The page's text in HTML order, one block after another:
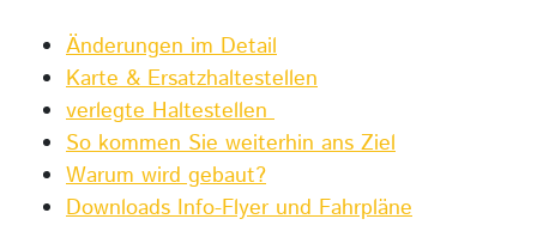
Änderungen im Detail
Karte & Ersatzhaltestellen
verlegte Haltestellen
So kommen Sie weiterhin ans Ziel
Warum wird gebaut?
Downloads Info-Flyer und Fahrpläne